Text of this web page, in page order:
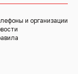
и организации